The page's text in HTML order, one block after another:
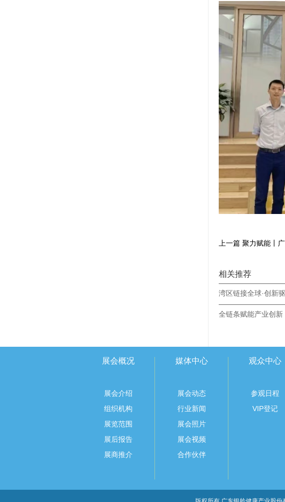
相关推荐
展会概况
展会介绍
组织机构
展览范围
展后报告
展商推介
媒体中心
展会动态
行业新闻
展会照片
展会视频
合作伙伴
观众中心
参观日程
VIP登记